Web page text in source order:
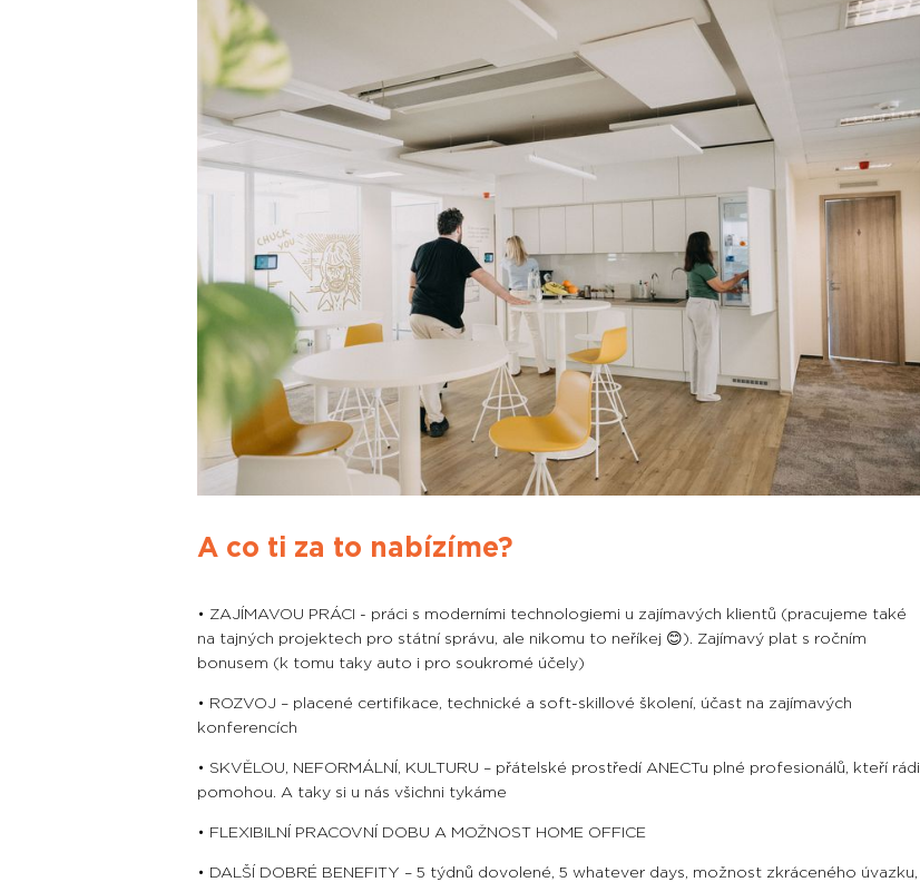
A co ti za to nabízíme?
• ZAJÍMAVOU PRÁCI - práci s moderními technologiemi u zajímavých klientů (pracujeme také
na tajných projektech pro státní správu, ale nikomu to neříkej 😊). Zajímavý plat s ročním
bonusem (k tomu taky auto i pro soukromé účely)
• ROZVOJ – placené certifikace, technické a soft-skillové školení, účast na zajímavých
konferencích
• SKVĚLOU, NEFORMÁLNÍ, KULTURU – přátelské prostředí ANECTu plné profesionálů, kteří rádi
pomohou. A taky si u nás všichni tykáme
• FLEXIBILNÍ PRACOVNÍ DOBU A MOŽNOST HOME OFFICE
• DALŠÍ DOBRÉ BENEFITY – 5 týdnů dovolené, 5 whatever days, možnost zkráceného úvazku,